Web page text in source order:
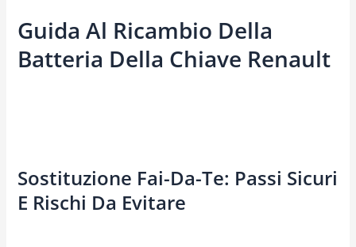
Guida Al Ricambio Della
Batteria Della Chiave Renault
Sostituzione Fai-Da-Te: Passi Sicuri
E Rischi Da Evitare